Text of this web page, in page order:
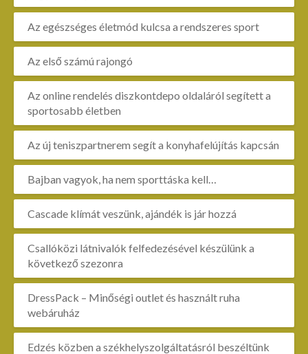
Az egészséges életmód kulcsa a rendszeres sport
Az első számú rajongó
Az online rendelés diszkontdepo oldaláról segített a
sportosabb életben
Az új teniszpartnerem segít a konyhafelújítás kapcsán
Bajban vagyok, ha nem sporttáska kell…
Cascade klímát veszünk, ajándék is jár hozzá
Csallóközi látnivalók felfedezésével készülünk a
következő szezonra
DressPack – Minőségi outlet és használt ruha
webáruház
Edzés közben a székhelyszolgáltatásról beszéltünk